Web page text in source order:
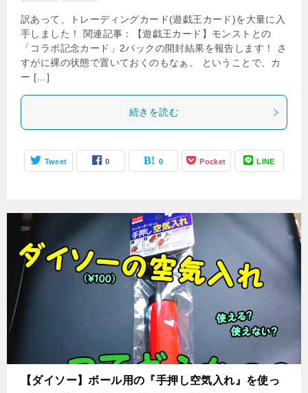
訳あって、トレーディングカード(遊戯王カード)を大量に入
手しました！ 関連記事：【遊戯王カード】モンストとの
「コラボ記念カード」2パックの開封結果を報告します！ さ
すがに裸の状態で置いておくのもなぁ。 ということで、カ
ー […]
続きを読む
Tweet 0 0 Pocket LINE
【ダイソー】ボール用の『手押し空気入れ』を使っ